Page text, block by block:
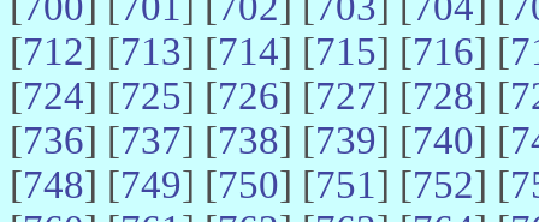
[712] [713] [714] [715] [716] [
[724] [725] [726] [727] [728] [
[736] [737] [738] [739] [740] [
[748] [749] [750] [751] [752] [